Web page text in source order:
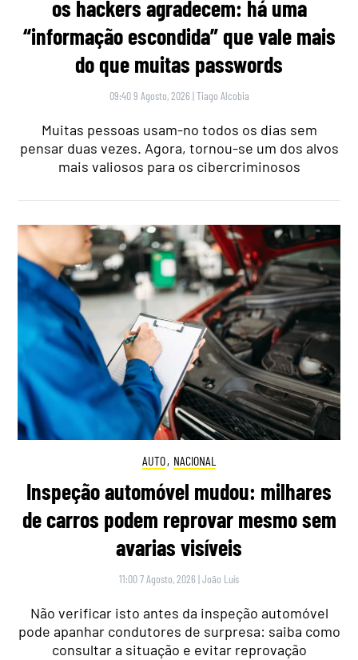
os hackers agradecem: há uma
“informação escondida” que vale mais
do que muitas passwords
09:40 9 Agosto, 2026 |Tiago Alcobia
Muitas pessoas usam-no todos os dias sem
pensar duas vezes. Agora, tornou-se um dos alvos
mais valiosos para os cibercriminosos
AUTO, NACIONAL
Inspeção automóvel mudou: milhares
de carros podem reprovar mesmo sem
avarias visíveis
11:00 7 Agosto, 2026 |João Luís
Não verificar isto antes da inspeção automóvel
pode apanhar condutores de surpresa: saiba como
consultar a situação e evitar reprovação